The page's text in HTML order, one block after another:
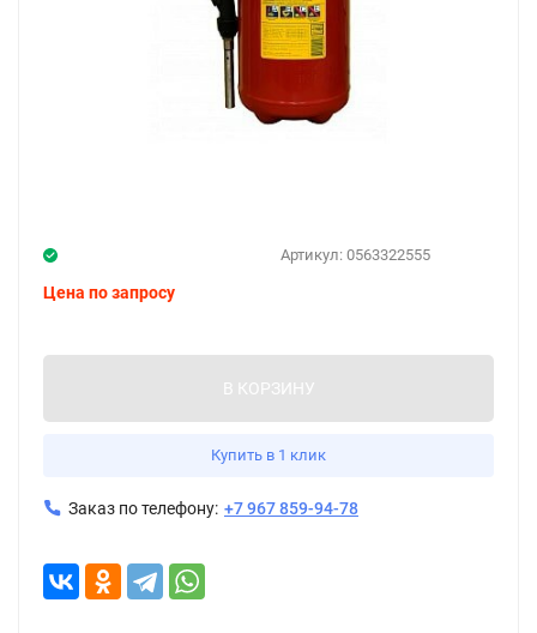
Артикул: 0563322555
Цена по запросу
В КОРЗИНУ
Купить в 1 клик
Заказ по телефону: +7 967 859-94-78